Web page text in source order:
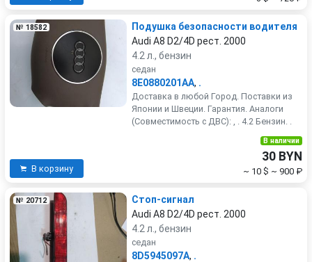
№ 18582
Подушка безопасности водителя
Audi A8 D2/4D рест. 2000
4.2 л., бензин
седан
8E0880201AA, .
Доставка в любой Город. Поставки из
Японии и Швеции. Гарантия. Аналоги
(Совместимость с ДВС): , . 4.2 Бензин. .
В корзину
В наличии
30 BYN
~ 10 $ ~ 900 ₽
№ 20712
Стоп-сигнал
Audi A8 D2/4D рест. 2000
4.2 л., бензин
седан
8D5945097A, .